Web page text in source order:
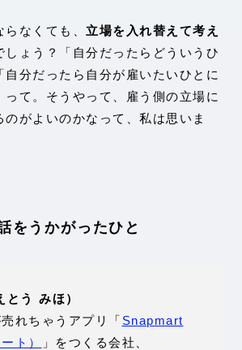
なくても、 立場を入れ替えて考え
しょう？「自分だったらどういうひ
自分だったら自分が雇いたいひとに
って。そうやって、雇う側の立場に
のがよいのかなって、私は思いま
をうかがったひと
う みほ）
れちゃうアプリ「 Snapmart
ト）
」をつくる会社、